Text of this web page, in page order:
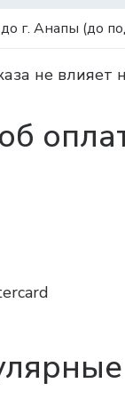
г. Анапы (до
не влияет